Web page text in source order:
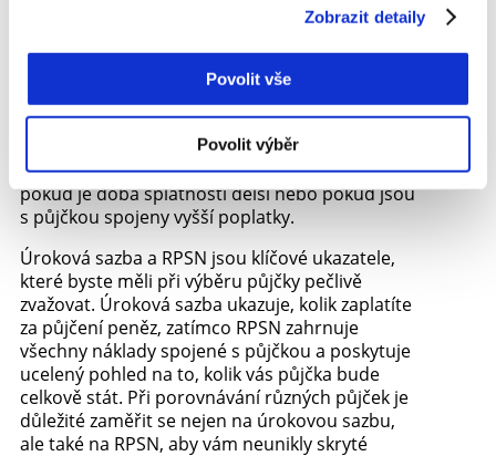
Zobrazit detaily
Povolit vše
Povolit výběr
Dalším krokem je spočítat, kolik vás bude půjčka
stát celkově. To znamená, že byste měli vzít v
úvahu nejen měsíční splátky, ale i celkovou
částku, kterou zaplatíte během celé doby
splácení půjčky. I když může být měsíční splátka
nižší, celkové náklady na úvěr mohou být vyšší,
pokud je doba splatnosti delší nebo pokud jsou
s půjčkou spojeny vyšší poplatky.
Úroková sazba a RPSN jsou klíčové ukazatele,
které byste měli při výběru půjčky pečlivě
zvažovat. Úroková sazba ukazuje, kolik zaplatíte
za půjčení peněz, zatímco RPSN zahrnuje
všechny náklady spojené s půjčkou a poskytuje
ucelený pohled na to, kolik vás půjčka bude
celkově stát. Při porovnávání různých půjček je
důležité zaměřit se nejen na úrokovou sazbu,
ale také na RPSN, aby vám neunikly skryté